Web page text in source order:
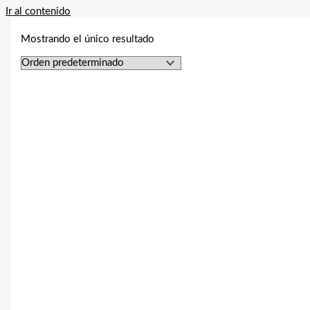
Ir al contenido
Mostrando el único resultado